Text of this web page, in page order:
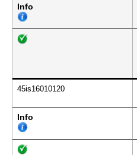
Info
45is16010120
Info